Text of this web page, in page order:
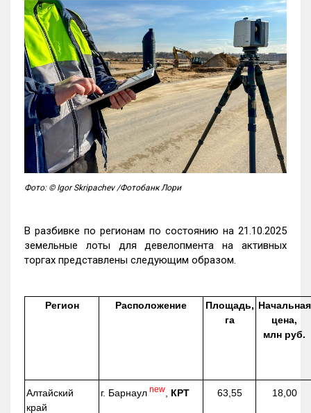
Фото: © Igor Skripachev /Фотобанк Лори
В разбивке по регионам по состоянию на 21.10.2025
земельные лоты для девелопмента на активных
торгах представлены следующим образом.
Регион Расположение
Площадь,
га
Начальная
цена,
млн руб.
Алтайский
край
г. Барнаул new КРТ 63,55 18,00